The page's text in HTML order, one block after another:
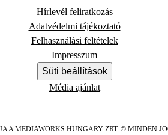
Hírlevél feliratkozás
Adatvédelmi tájékoztató
Felhasználási feltételek
Impresszum
Süti beállítások
Média ajánlat
A MEDIAWORKS HUNGARY ZRT. © MINDEN